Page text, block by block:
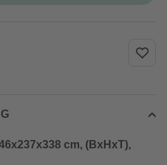
cm, (BxHxT),